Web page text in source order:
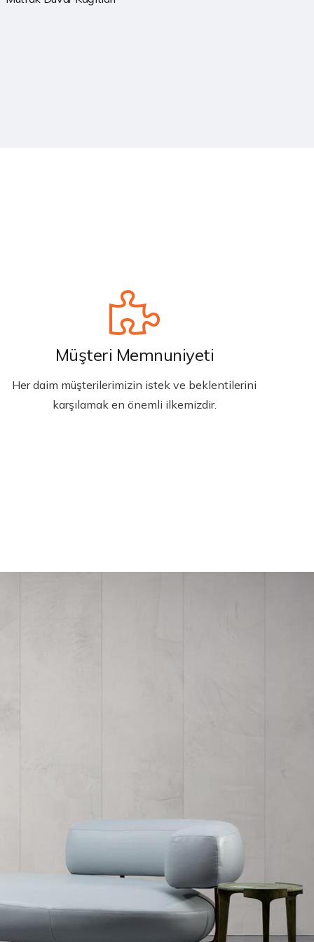
Müşteri Memnuniyeti
Her daim müşterilerimizin istek ve beklentilerini
karşılamak en önemli ilkemizdir.